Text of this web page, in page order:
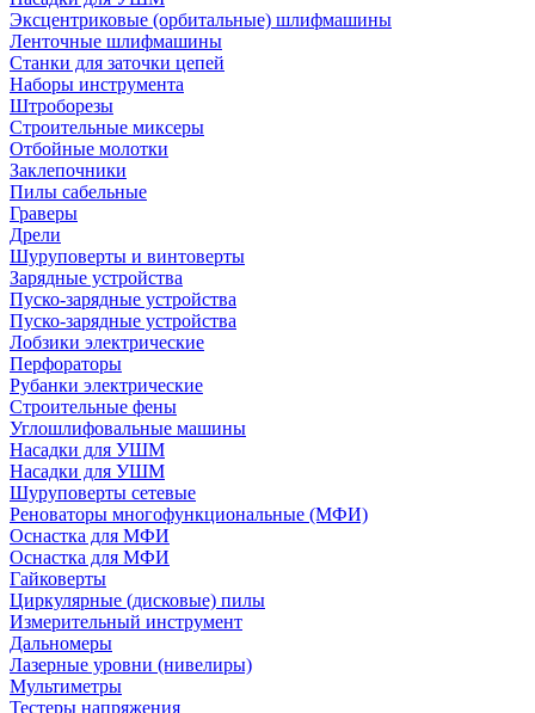
Эксцентриковые (орбитальные) шлифмашины
Ленточные шлифмашины
Станки для заточки цепей
Наборы инструмента
Штроборезы
Строительные миксеры
Отбойные молотки
Заклепочники
Пилы сабельные
Граверы
Дрели
Шуруповерты и винтоверты
Зарядные устройства
Пуско-зарядные устройства
Пуско-зарядные устройства
Лобзики электрические
Перфораторы
Рубанки электрические
Строительные фены
Углошлифовальные машины
Насадки для УШМ
Насадки для УШМ
Шуруповерты сетевые
Реноваторы многофункциональные (МФИ)
Оснастка для МФИ
Оснастка для МФИ
Гайковерты
Циркулярные (дисковые) пилы
Измерительный инструмент
Дальномеры
Лазерные уровни (нивелиры)
Мультиметры
Тестеры напряжения